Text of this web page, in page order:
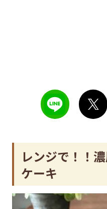
レンジで！！
ケーキ